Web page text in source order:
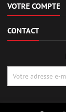
VOTRE COMPTE
CONTACT